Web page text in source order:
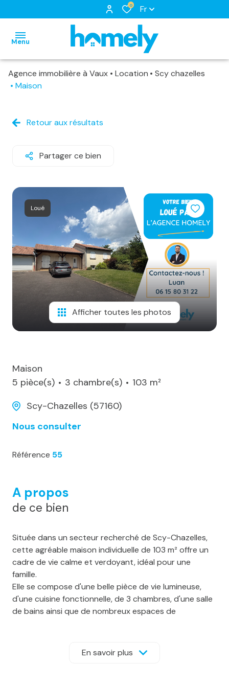
0 Fr
Menu
accueil
biens
locations
à
estimation
agence
équipe
alerte
e-
mail
contact
Agence immobilière à Vaux Location
Scy chazelles
Maison
Retour aux résultats
Partager ce bien
Loué
Afficher toutes les photos
Maison
5 pièce(s)
3 chambre(s)
103 m²
Scy-Chazelles (57160)
Nous consulter
Référence 55
A propos
de ce bien
Située dans un secteur recherché de Scy-Chazelles,
cette agréable maison individuelle de 103 m² offre un
cadre de vie calme et verdoyant, idéal pour une
famille.
Elle se compose d'une belle pièce de vie lumineuse,
d'une cuisine fonctionnelle, de 3 chambres, d'une salle
de bains ainsi que de nombreux espaces de
radiateurs électriques complétés par un poêle à
pellets, permettant un chauffage économique et
En savoir plus